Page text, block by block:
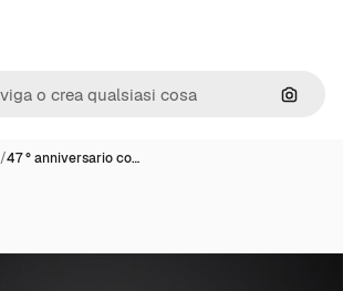
Cerca
/47 ° anniversario co…